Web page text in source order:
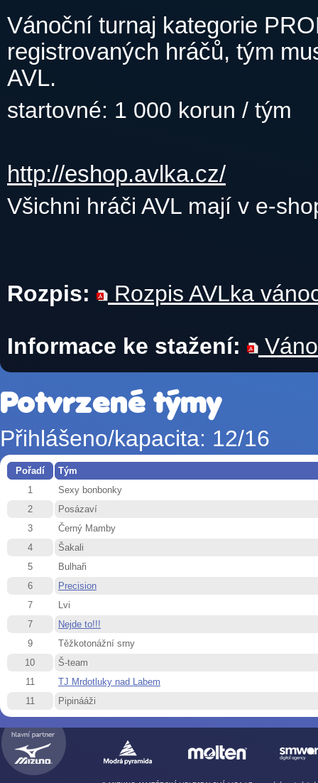
Vánoční turnaj kategorie
registrovaných hráčů, tým
AVL.
startovné: 1 000 korun / tým
http://eshop.avlka.cz/
Všichni hráči AVL mají v e-
Rozpis: Rozpis AVLka
Informace ke stažení:
Potvrzené týmy
Přihlášeno/kapacita: 12/16
Pořadí
Tým
1
Sexy bonbonky
2
Posázaví
3
Černý Mamby
4
Šakali
5
Bulhaři
6
Precision
7
Lvi
7
Nejde to!!!
9
Těžkotonážní srny
10
Š-team
11
TJ Mrdotluky nad Labem
11
Pipinááži